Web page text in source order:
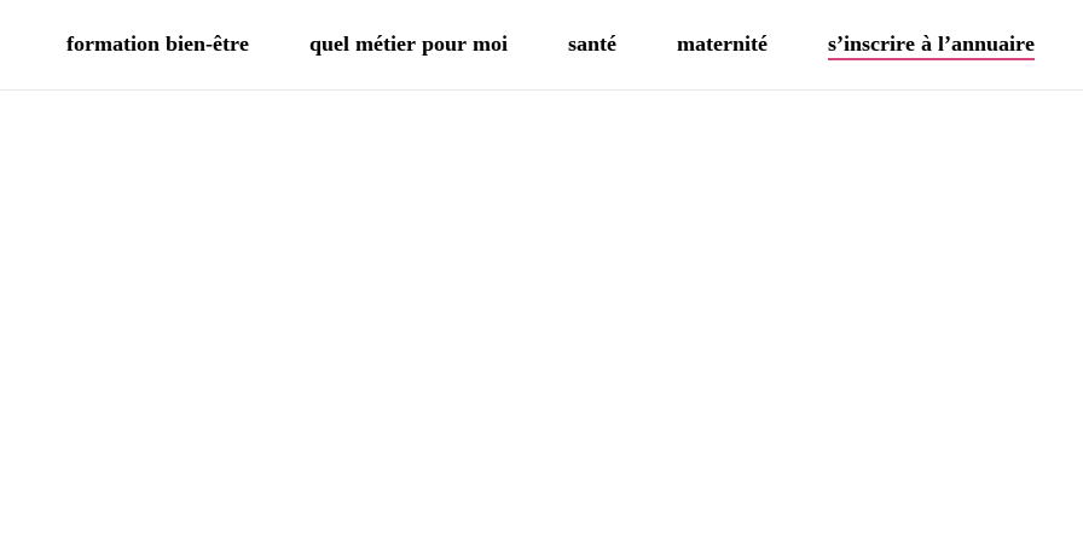
formation bien-être quel métier pour moi santé maternité s’inscrire à l’annuaire